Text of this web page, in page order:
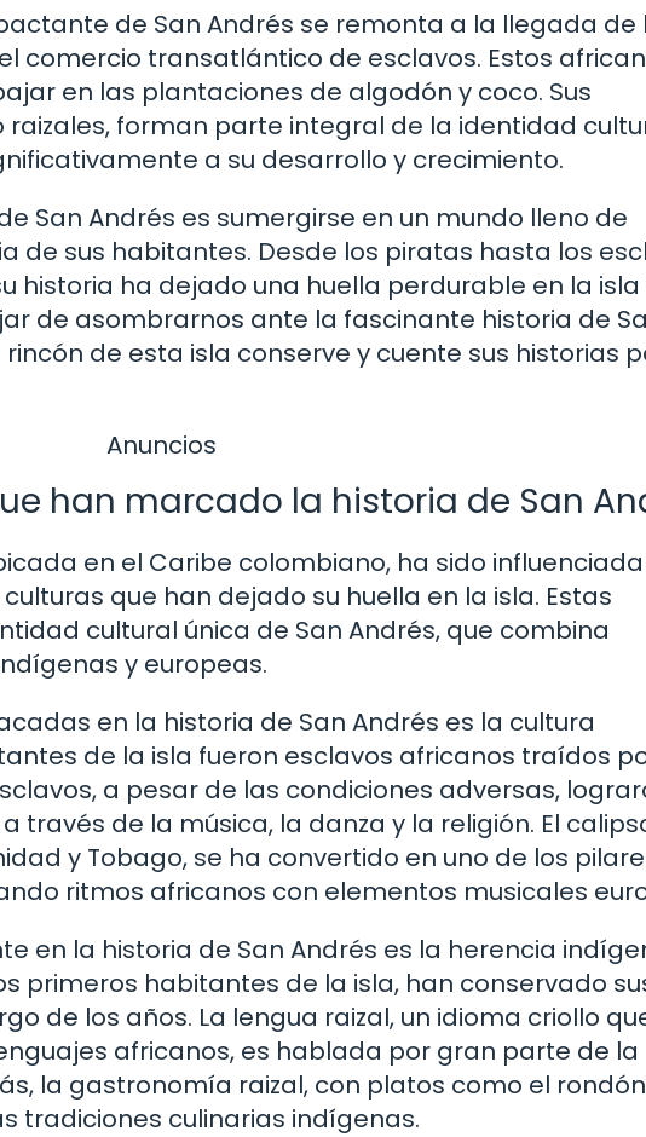
de San Andrés se remonta a la llegada de
comercio transatlántico de esclavos. Estos
en las plantaciones de algodón y coco. Sus
forman parte integral de la identidad
a su desarrollo y crecimiento.
San Andrés es sumergirse en un mundo lleno de
de sus habitantes. Desde los piratas hasta los
historia ha dejado una huella perdurable en la isla
de asombrarnos ante la fascinante historia de
de esta isla conserve y cuente sus historias
Anuncios
han marcado la historia de San
en el Caribe colombiano, ha sido
que han dejado su huella en la isla. Estas
cultural única de San Andrés, que combina
y europeas.
en la historia de San Andrés es la cultura
de la isla fueron esclavos africanos traídos
a pesar de las condiciones adversas,
través de la música, la danza y la religión. El
y Tobago, se ha convertido en uno de los
ritmos africanos con elementos musicales
en la historia de San Andrés es la herencia
primeros habitantes de la isla, han conservado
de los años. La lengua raizal, un idioma criollo
africanos, es hablada por gran parte de la
la gastronomía raizal, con platos como el
tradiciones culinarias indígenas.